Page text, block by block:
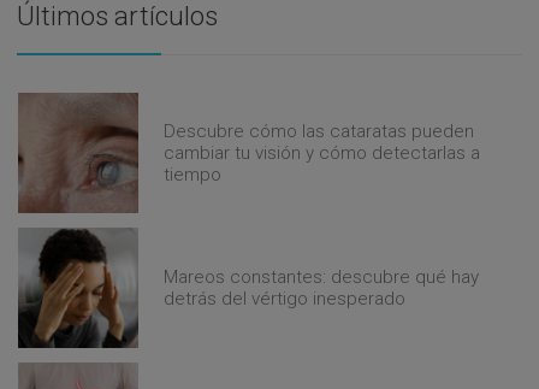
Últimos artículos
Descubre cómo las cataratas pueden
cambiar tu visión y cómo detectarlas a
tiempo
Mareos constantes: descubre qué hay
detrás del vértigo inesperado